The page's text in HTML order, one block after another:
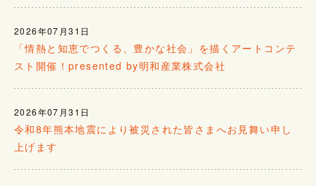
2026年07月31日
「情熱と知恵でつくる、豊かな社会」を描くアートコンテ
スト開催！presented by明和産業株式会社
2026年07月31日
令和8年熊本地震により被災された皆さまへお見舞い申し
上げます